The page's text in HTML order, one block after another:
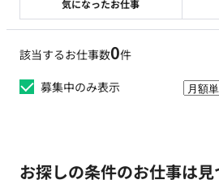
該当するお仕事数0件
募集中のみ表示
お探しの条件のお仕事は
気になったお仕事